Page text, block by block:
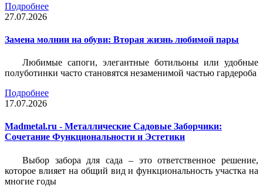
Подробнее
27.07.2026
Замена молнии на обуви: Вторая жизнь любимой пары
Любимые сапоги, элегантные ботильоны или удобные
полуботинки часто становятся незаменимой частью гардероба
Подробнее
17.07.2026
Madmetal.ru - Металлические Садовые Заборчики:
Сочетание Функциональности и Эстетики
Выбор забора для сада – это ответственное решение,
которое влияет на общий вид и функциональность участка на
многие годы